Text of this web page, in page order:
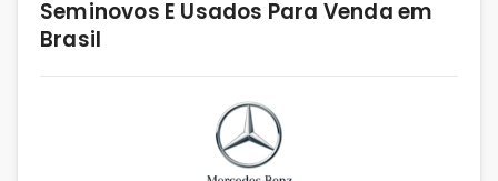
Seminovos E Usados Para Venda em
Brasil